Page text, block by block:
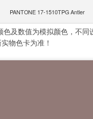
PANTONE 17-1510TPG Antler
色及数值为模拟颜色，不同
物色卡为准！